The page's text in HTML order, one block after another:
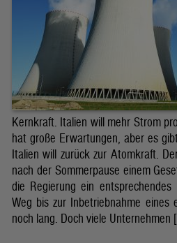
Kernkraft. Italien will mehr Strom
hat große Erwartungen, aber es
Italien will zurück zur Atomkraft.
nach der Sommerpause einem
die Regierung ein
Weg bis zur Inbetriebnahme eines
noch lang. Doch viele Unternehmen